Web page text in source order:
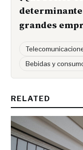
grandes
Bebidas y
RELATED